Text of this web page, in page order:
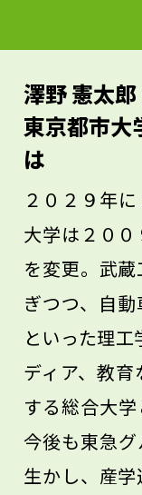
を作っても
の、斬新な
要です。それ
い研究ができ
業後に会社に
開発する力
ではなく、
て、大学に進
澤野 憲太
東京都市大
は
２０２９年
大学は２０
を変更。武
ぎつつ、自
といった理
ディア、教
する総合大学
今後も東急
生かし、産